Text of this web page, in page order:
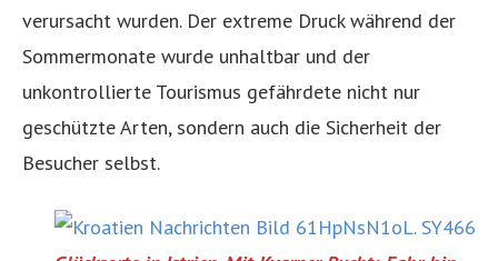
verursacht wurden. Der extreme Druck während der
Sommermonate wurde unhaltbar und der
unkontrollierte Tourismus gefährdete nicht nur
geschützte Arten, sondern auch die Sicherheit der
Besucher selbst.